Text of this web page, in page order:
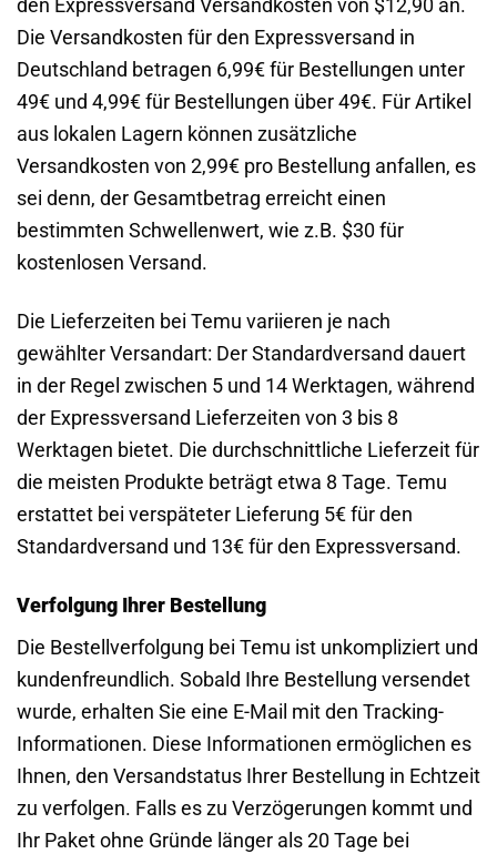
den Expressversand Versandkosten von $12,90 an.
Die Versandkosten für den Expressversand in
Deutschland betragen 6,99€ für Bestellungen unter
49€ und 4,99€ für Bestellungen über 49€. Für Artikel
aus lokalen Lagern können zusätzliche
Versandkosten von 2,99€ pro Bestellung anfallen, es
sei denn, der Gesamtbetrag erreicht einen
bestimmten Schwellenwert, wie z.B. $30 für
kostenlosen Versand.
Die Lieferzeiten bei Temu variieren je nach
gewählter Versandart: Der Standardversand dauert
in der Regel zwischen 5 und 14 Werktagen, während
der Expressversand Lieferzeiten von 3 bis 8
Werktagen bietet. Die durchschnittliche Lieferzeit für
die meisten Produkte beträgt etwa 8 Tage. Temu
erstattet bei verspäteter Lieferung 5€ für den
Standardversand und 13€ für den Expressversand.
Verfolgung Ihrer Bestellung
Die Bestellverfolgung bei Temu ist unkompliziert und
kundenfreundlich. Sobald Ihre Bestellung versendet
wurde, erhalten Sie eine E-Mail mit den Tracking-
Informationen. Diese Informationen ermöglichen es
Ihnen, den Versandstatus Ihrer Bestellung in Echtzeit
zu verfolgen. Falls es zu Verzögerungen kommt und
Ihr Paket ohne Gründe länger als 20 Tage bei